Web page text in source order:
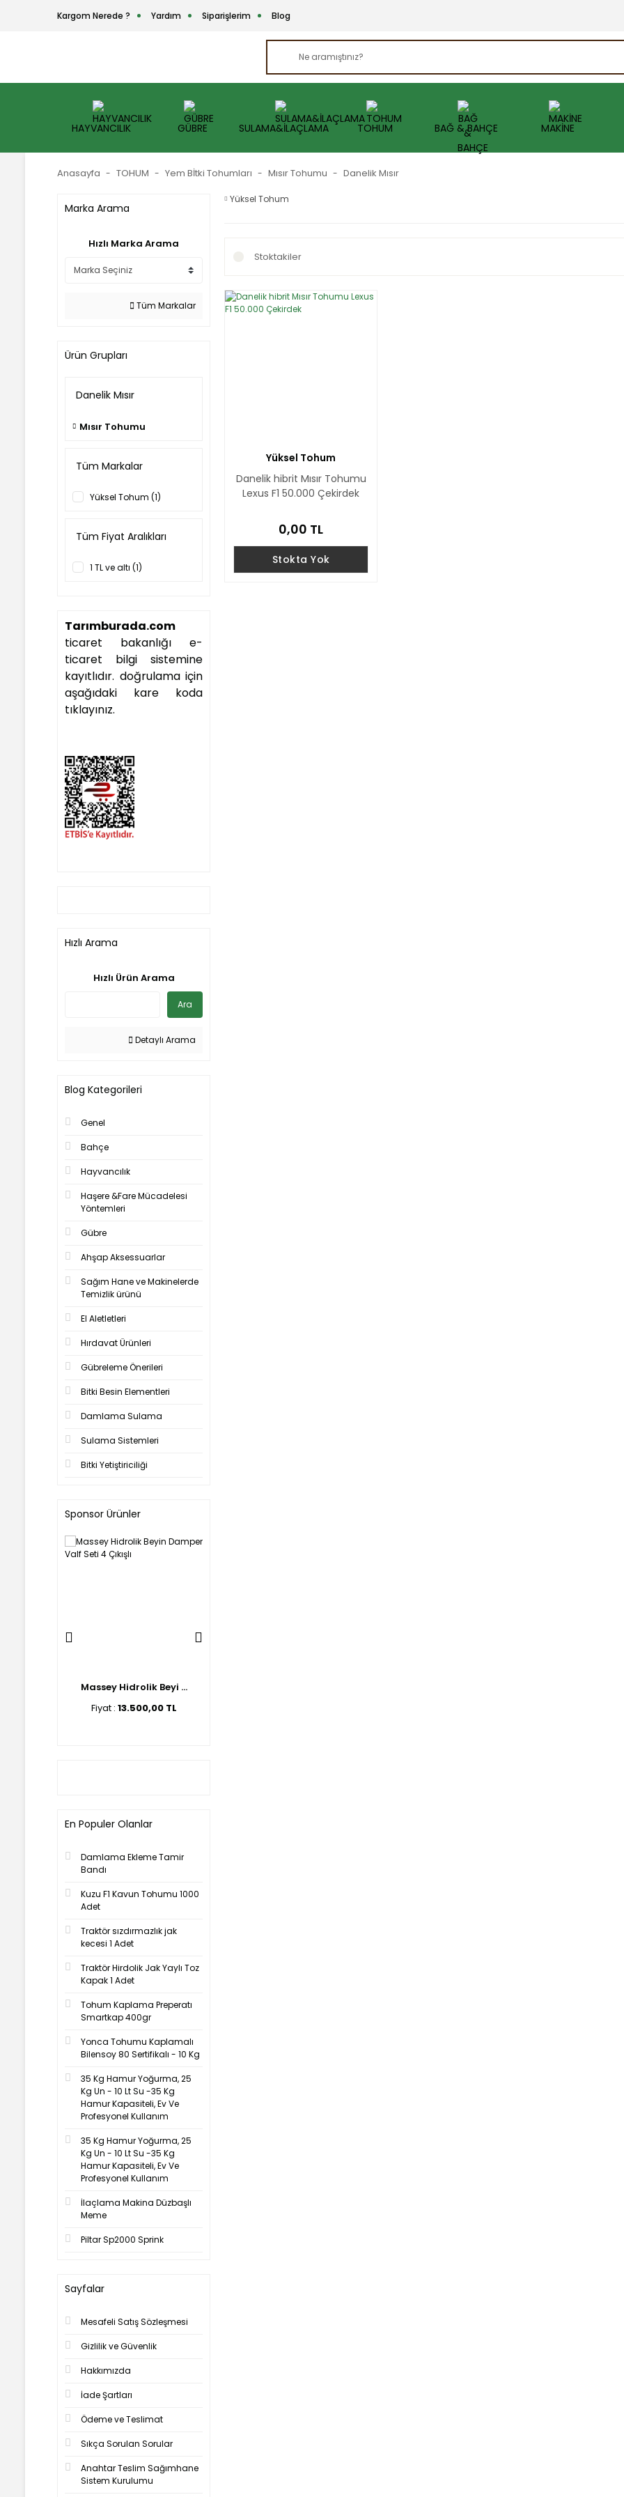
Kargom Nerede ? Yardım Siparişlerim Blog
HAYVANCILIK GÜBRE SULAMA&İLAÇLAMA TOHUM BAĞ & BAHÇE MAKİNE
Anasayfa TOHUM Yem Bİtki Tohumları Mısır Tohumu Danelik Mısır
Marka Arama
Hızlı Marka Arama
Tüm Markalar
Ürün Grupları
Danelik Mısır
Mısır Tohumu
Tüm Markalar
Yüksel Tohum (1)
Tüm Fiyat Aralıkları
1 TL ve altı (1)
Tarımburada.com
ticaret bakanlığı e-
ticaret bilgi sistemine
kayıtlıdır. doğrulama için
aşağıdaki kare koda
tıklayınız.
Hızlı Arama
Hızlı Ürün Arama
Ara
Detaylı Arama
Blog Kategorileri
Genel
Bahçe
Hayvancılık
Haşere &Fare Mücadelesi
Yöntemleri
Gübre
Ahşap Aksessuarlar
Sağım Hane ve Makinelerde
Temizlik ürünü
El Aletletleri
Hırdavat Ürünleri
Gübreleme Önerileri
Bitki Besin Elementleri
Damlama Sulama
Sulama Sistemleri
Bitki Yetiştiriciliği
Sponsor Ürünler
Massey Hidrolik Beyi ...
Fiyat : 13.500,00 TL
En Populer Olanlar
Damlama Ekleme Tamir
Bandı
Kuzu F1 Kavun Tohumu 1000
Adet
Traktör sızdırmazlık jak
kecesi 1 Adet
Traktör Hirdolik Jak Yaylı Toz
Kapak 1 Adet
Tohum Kaplama Preperatı
Smartkap 400gr
Yonca Tohumu Kaplamalı
Bilensoy 80 Sertifikalı - 10 Kg
35 Kg Hamur Yoğurma, 25
Kg Un - 10 Lt Su -35 Kg
Hamur Kapasiteli, Ev Ve
Profesyonel Kullanım
35 Kg Hamur Yoğurma, 25
Kg Un - 10 Lt Su -35 Kg
Hamur Kapasiteli, Ev Ve
Profesyonel Kullanım
İlaçlama Makina Düzbaşlı
Meme
Piltar Sp2000 Sprink
Sayfalar
Mesafeli Satış Sözleşmesi
Gizlilik ve Güvenlik
Hakkımızda
İade Şartları
Ödeme ve Teslimat
Sıkça Sorulan Sorular
Anahtar Teslim Sağımhane
Sistem Kurulumu
Yüksel Tohum
Stoktakiler
Yüksel Tohum
Danelik hibrit Mısır Tohumu
Lexus F1 50.000 Çekirdek
0,00 TL
Stokta Yok